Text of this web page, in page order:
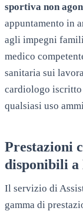
sportiva non
appuntamento in
agli impegni
medico
sanitaria sui
cardiologo
qualsiasi uso
Prestazioni
disponibili a
Il servizio di
gamma di